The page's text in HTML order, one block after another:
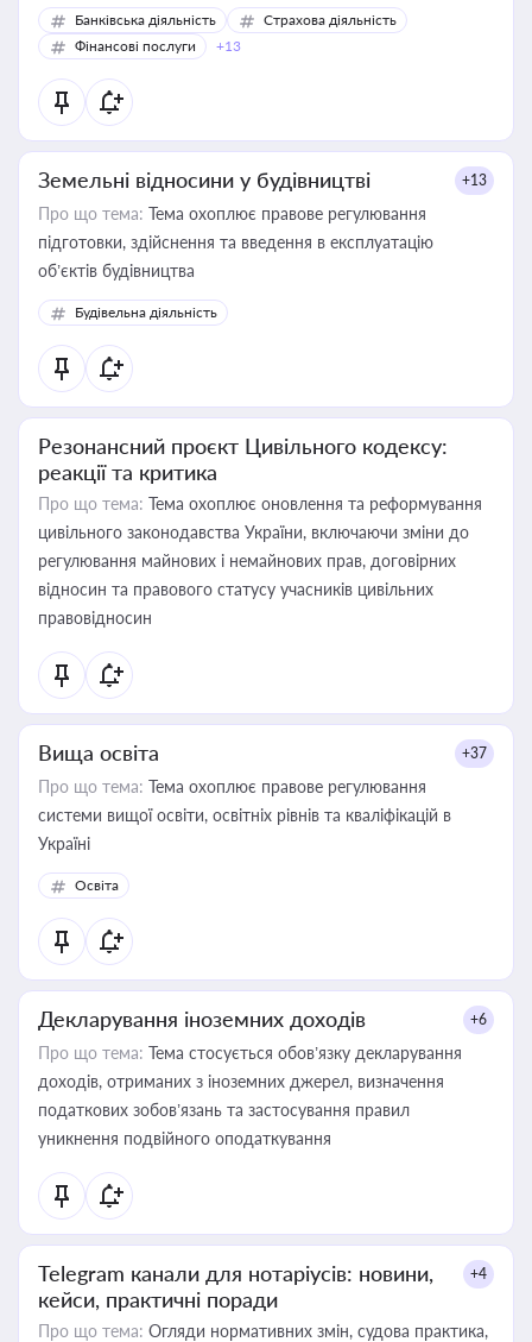
Банківська діяльність
Страхова діяльність
Фінансові послуги
+13
Земельні відносини у будівництві +13
Про що тема: Тема охоплює правове регулювання
підготовки, здійснення та введення в експлуатацію
об’єктів будівництва
Будівельна діяльність
Резонансний проєкт Цивільного кодексу:
реакції та критика
Про що тема: Тема охоплює оновлення та реформування
цивільного законодавства України, включаючи зміни до
регулювання майнових і немайнових прав, договірних
відносин та правового статусу учасників цивільних
правовідносин
Вища освіта +37
Про що тема: Тема охоплює правове регулювання
системи вищої освіти, освітніх рівнів та кваліфікацій в
Україні
Освіта
Декларування іноземних доходів +6
Про що тема: Тема стосується обов’язку декларування
доходів, отриманих з іноземних джерел, визначення
податкових зобов’язань та застосування правил
уникнення подвійного оподаткування
Telegram канали для нотаріусів: новини,
кейси, практичні поради
+4
Про що тема: Огляди нормативних змін, судова практика,